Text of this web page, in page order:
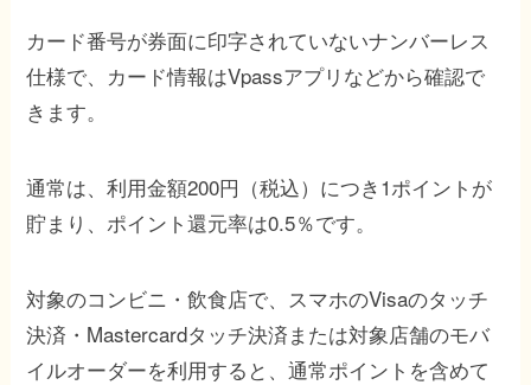
カード番号が券面に印字されていないナンバーレス
仕様で、カード情報はVpassアプリなどから確認で
きます。
通常は、利用金額200円（税込）につき1ポイントが
貯まり、ポイント還元率は0.5％です。
対象のコンビニ・飲食店で、スマホのVisaのタッチ
決済・Mastercardタッチ決済または対象店舗のモバ
イルオーダーを利用すると、通常ポイントを含めて